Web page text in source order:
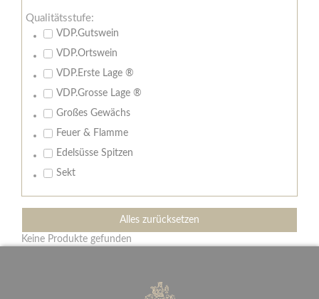
Qualitätsstufe:
VDP.Gutswein
VDP.Ortswein
VDP.Erste Lage ®
VDP.Grosse Lage ®
Großes Gewächs
Feuer & Flamme
Edelsüsse Spitzen
Sekt
Alles zurücksetzen
Keine Produkte gefunden